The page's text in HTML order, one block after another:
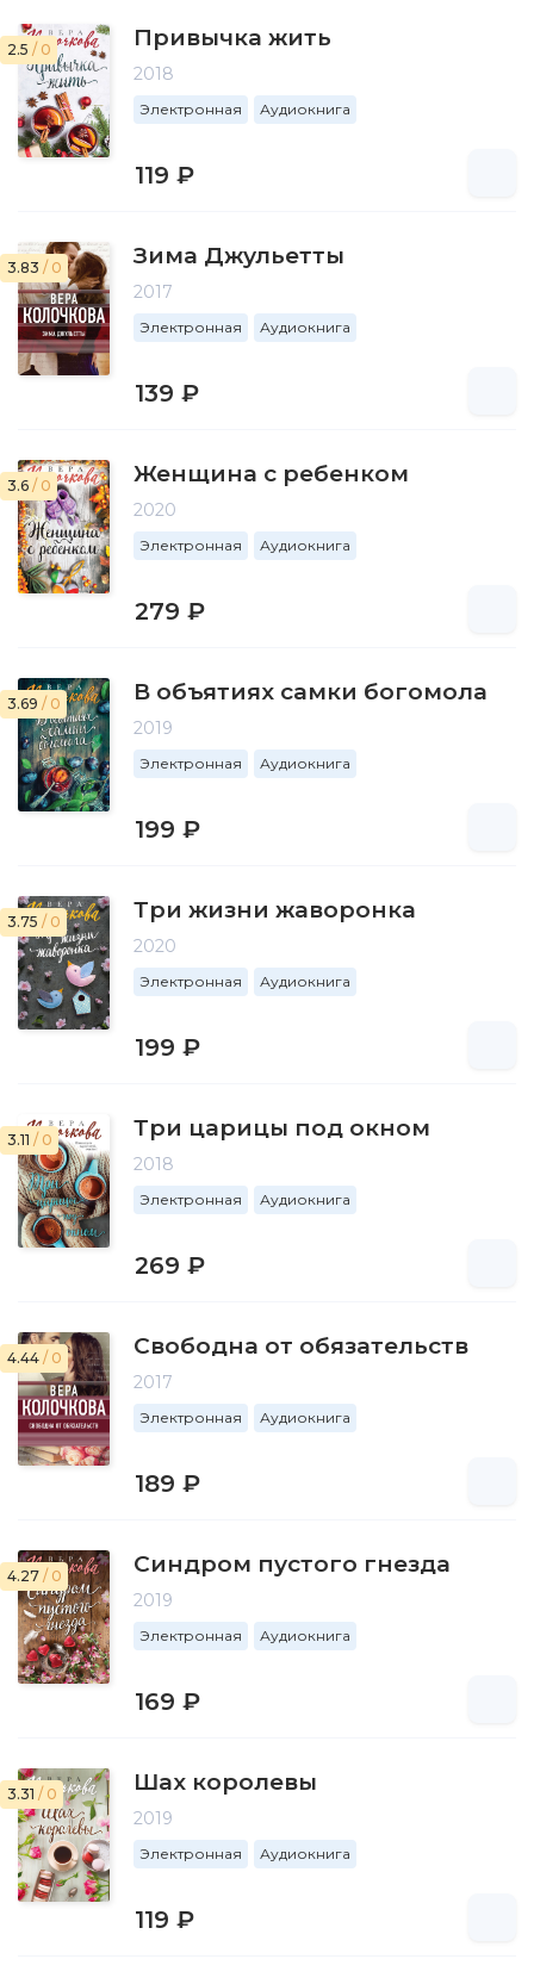
2.5 / 0 Привычка жить
2018
Электронная Аудиокнига
119 ₽
3.83 / 0 Зима Джульетты
2017
Электронная Аудиокнига
139 ₽
3.6 / 0 Женщина с ребенком
2020
Электронная Аудиокнига
279 ₽
3.69 / 0 В объятиях самки богомола
2019
Электронная Аудиокнига
199 ₽
3.75 / 0 Три жизни жаворонка
2020
Электронная Аудиокнига
199 ₽
3.11 / 0 Три царицы под окном
2018
Электронная Аудиокнига
269 ₽
4.44 / 0 Свободна от обязательств
2017
Электронная Аудиокнига
189 ₽
4.27 / 0 Синдром пустого гнезда
2019
Электронная Аудиокнига
169 ₽
3.31 / 0 Шах королевы
2019
Электронная Аудиокнига
119 ₽